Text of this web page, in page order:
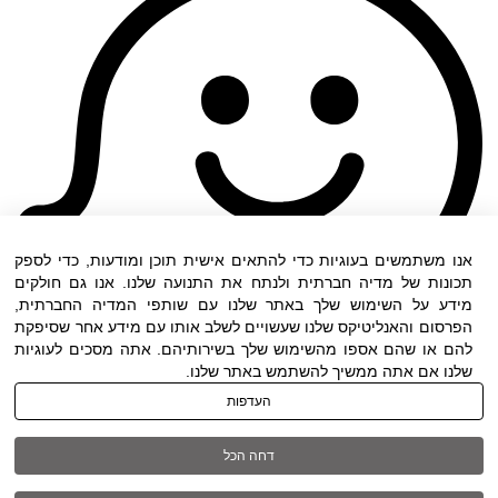
תנאי שימוש|הצהרת נגישות| כל הזכויות שמורות
ל DWO ©
אנו משתמשים בעוגיות כדי להתאים אישית תוכן ומודעות, כדי לספק
תכונות של מדיה חברתית ולנתח את התנועה שלנו. אנו גם חולקים
מידע על השימוש שלך באתר שלנו עם שותפי המדיה החברתית,
הפרסום והאנליטיקס שלנו שעשויים לשלב אותו עם מידע אחר שסיפקת
להם או שהם אספו מהשימוש שלך בשירותיהם. אתה מסכים לעוגיות
שלנו אם אתה ממשיך להשתמש באתר שלנו.
העדפות
דחה הכל